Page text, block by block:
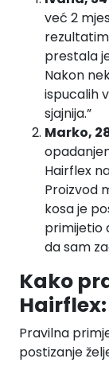
već 2
prestala
Nakon
ispucalih
sjajnija.”
Marko,
Hairflex
Proizvod
kosa je
primijetio
da sam
Kako
Pravilna
postizanje